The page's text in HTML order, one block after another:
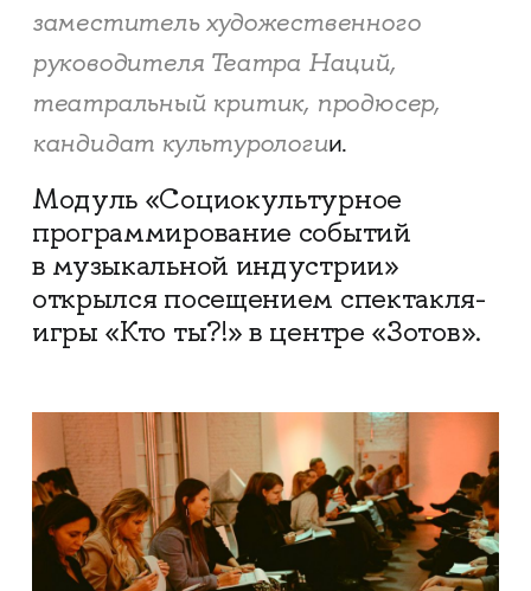
заместитель художественного
руководителя Театра Наций,
театральный критик, продюсер,
кандидат культурологии.
Модуль «Социокультурное
программирование событий
в музыкальной индустрии»
открылся посещением спектакля-
игры «Кто ты?!» в центре «Зотов».